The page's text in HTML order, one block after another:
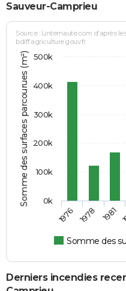
Sauveur-Camprieu
Somme des surfaces parcourues (m²)
Source : Linternaute.com d'après
bdiff.agriculture.gouv.fr
Somme des
1976 1978 1981
0k
100k
200k
300k
400k
500k
Derniers incendies